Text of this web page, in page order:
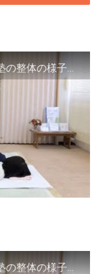
福井県越前市の整体・自然体健康塾の整体の様子（1）背骨の観察／骨盤他
福井県越前市の整体・自然体健康塾の整体の様子（2）腹部や首など